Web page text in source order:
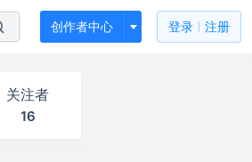
创作者中心 登录 注册
关注者
16